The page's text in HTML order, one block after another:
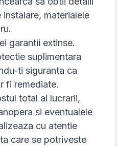
materialele
garantii extinse.
suplimentara
ti siguranta ca
fi remediate.
total al lucrarii,
si eventualele
cu atentie
care se potriveste